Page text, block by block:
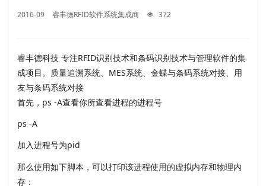
2016-09 睿丰德RFID软件系统集成商 372
睿丰德科技 专注RFID识别技术和条码识别技术与管理软件的集
成项目。质量追溯系统、MES系统、金蝶与条码系统对接、用
友与条码系统对接
首先，ps -A查看你所查看进程的进程号
ps -A
加入进程号为pid
那么使用如下脚本，可以打印该进程使用的虚拟内存和物理内
存：